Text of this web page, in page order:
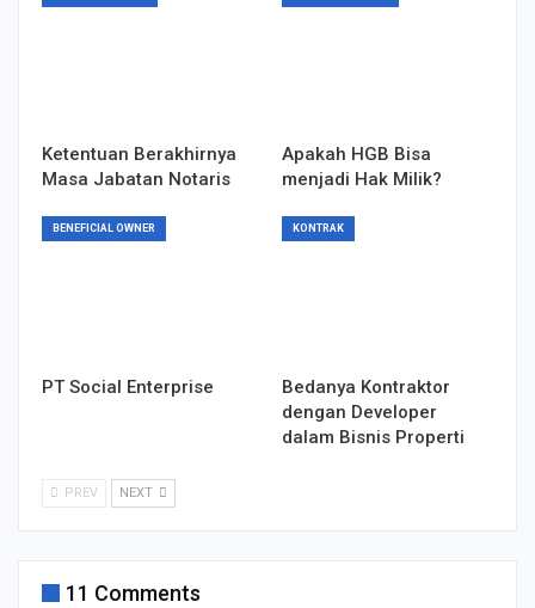
Ketentuan Berakhirnya
Masa Jabatan Notaris
Apakah HGB Bisa
menjadi Hak Milik?
BENEFICIAL OWNER
PT Social Enterprise
KONTRAK
Bedanya Kontraktor
dengan Developer
dalam Bisnis Properti
PREV NEXT
11 Comments